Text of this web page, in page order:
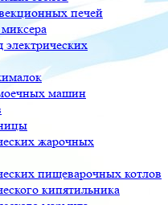
печей
электрических
машин
жарочных
пищеварочных котлов
кипятильника